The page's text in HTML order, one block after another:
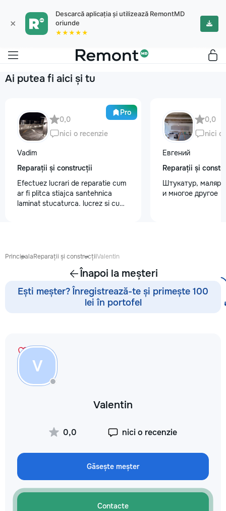
×
Descarcă aplicația și utilizează RemontMD
oriunde
★★★★★
Ai putea fi aici și tu
Pro
0,0
nici o recenzie
Vadim
Reparații și construcții
Efectuez lucrari de reparatie cum
ar fi plitca stiajca santehnica
laminat stucaturca. lucrez si cu
0,0
nici o
Евгений
Reparații și
Штукатур, маляр ,
и многое другое
PrincipalaReparații și construcțiiValentin
Înapoi la meșteri
Ești meșter? Înregistrează-te și primește 100
lei în portofel
V
Valentin
0,0 nici o recenzie
Găsește meșter
Contacte